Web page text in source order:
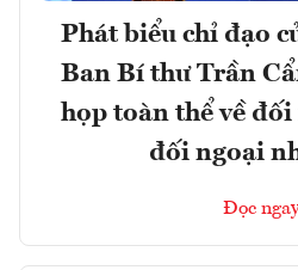
Phát biểu chỉ đạo
Ban Bí thư Trần
họp toàn thể về
đối ngoại
Đọc